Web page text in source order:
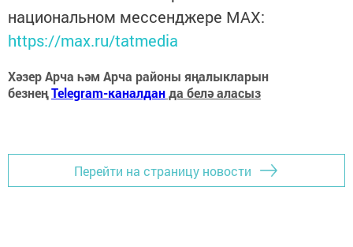
национальном мессенджере MАХ:
https://max.ru/tatmedia
Хәзер Арча һәм Арча районы яңалыкларын
безнеңTelegram-каналданда белә аласыз
Перейти на страницу новости